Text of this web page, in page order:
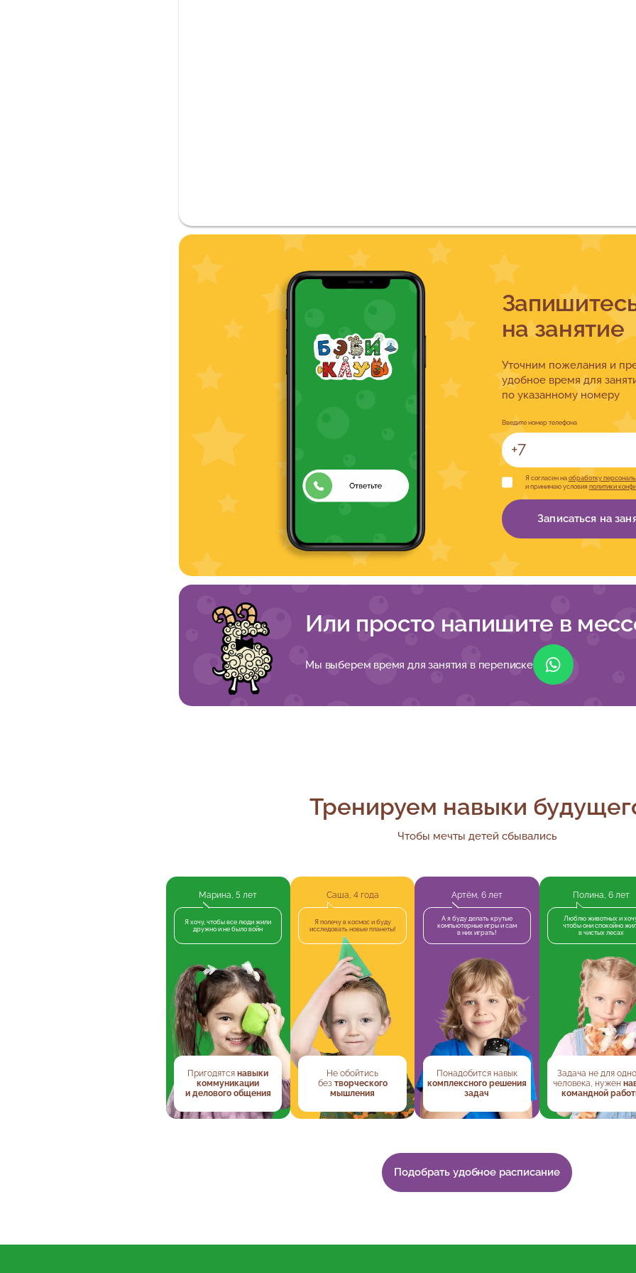
на занятие
Уточним пожелания и
удобное время для
по указанному номеру
Введите номер телефона
Я согласен на обработку
и принимаю условия политики
Записаться на
Или просто напишите в
Мы выберем время для занятия в переписке
Тренируем навыки
Чтобы мечты детей сбывались
Марина, 5 лет
Я хочу, чтобы все люди жили
дружно и не было войн
Пригодятсянавыки
коммуникации
и делового общения
Саша, 4 года
Я полечу в космос и буду
исследовать новые планеты!
Не обойтись
без творческого
мышления
Артём, 6 лет
А я буду делать крутые
компьютерные игры и сам
в них играть!
Понадобится навык
комплексного решения
задач
Полина, 6 лет
Люблю животных и
чтобы они спокойно
в чистых лесах
Задача не для
человека, нужен
командной
Подобрать удобное расписание